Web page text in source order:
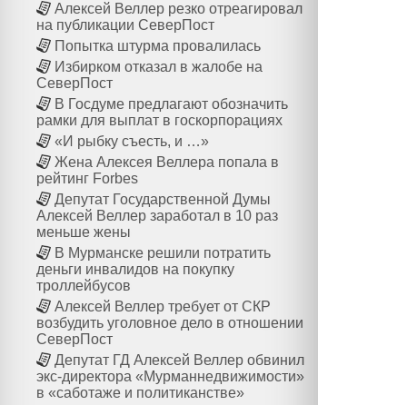
Алексей Веллер резко отреагировал
на публикации СеверПост
Попытка штурма провалилась
Избирком отказал в жалобе на
СеверПост
В Госдуме предлагают обозначить
рамки для выплат в госкорпорациях
«И рыбку съесть, и …»
Жена Алексея Веллера попала в
рейтинг Forbes
Депутат Государственной Думы
Алексей Веллер заработал в 10 раз
меньше жены
В Мурманске решили потратить
деньги инвалидов на покупку
троллейбусов
Алексей Веллер требует от СКР
возбудить уголовное дело в отношении
СеверПост
Депутат ГД Алексей Веллер обвинил
экс-директора «Мурманнедвижимости»
в «саботаже и политиканстве»